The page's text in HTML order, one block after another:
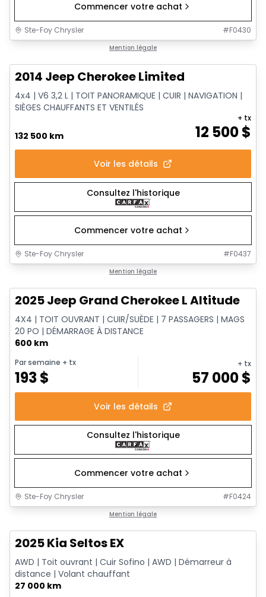
Commencer votre achat
Ste-Foy Chrysler #F0430
Mention légale
2014 Jeep Cherokee Limited
4x4 | V6 3,2 L | TOIT PANORAMIQUE | CUIR | NAVIGATION |
SIÈGES CHAUFFANTS ET VENTILÉS
132 500 km 12 500$
+ tx
Voir les détails
Consultez l'historique
Commencer votre achat
Ste-Foy Chrysler #F0437
Mention légale
2025 Jeep Grand Cherokee L Altitude
4X4 | TOIT OUVRANT | CUIR/SUÈDE | 7 PASSAGERS | MAGS
20 PO | DÉMARRAGE À DISTANCE
600 km
Par semaine + tx
193$
+ tx
57 000$
Voir les détails
Consultez l'historique
Commencer votre achat
Ste-Foy Chrysler #F0424
Mention légale
2025 Kia Seltos EX
AWD | Toit ouvrant | Cuir Sofino | AWD | Démarreur à
distance | Volant chauffant
27 000 km